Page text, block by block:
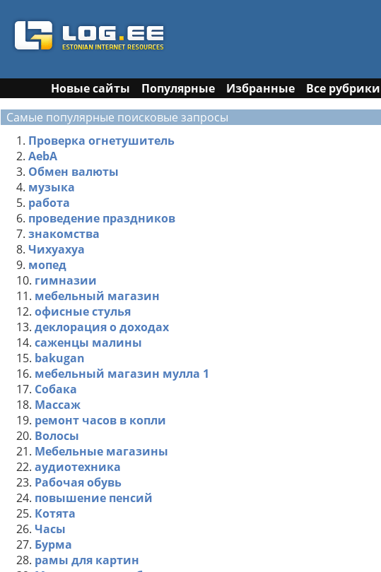
Новые сайты Популярные Избранные Все рубрики
Самые популярные поисковые запросы
1. Проверка огнетушитель
2. AebA
3. Обмен валюты
4. музыка
5. работа
6. проведение праздников
7. знакомства
8. Чихуахуа
9. мопед
10. гимназии
11. мебельный магазин
12. офисные стулья
13. деклорация о доходах
14. саженцы малины
15. bakugan
16. мебельный магазин мулла 1
17. Собака
18. Массаж
19. ремонт часов в копли
20. Волосы
21. Мебельные магазины
22. аудиотехника
23. Рабочая обувь
24. повышение пенсий
25. Котята
26. Часы
27. Бурма
28. рамы для картин